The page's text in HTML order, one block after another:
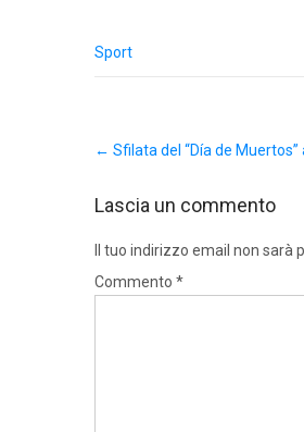
Sport
navigation
← Sfilata del “Día de
Lascia un commento
Il tuo indirizzo email non sarà
Commento *